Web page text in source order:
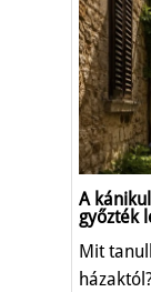
A
győzték
Mit